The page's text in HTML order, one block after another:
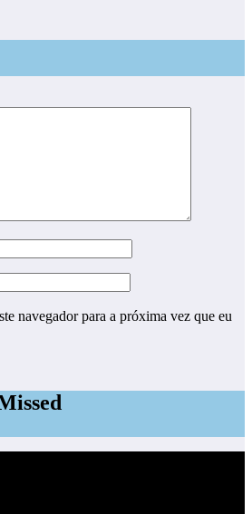
navegador para a próxima vez que eu